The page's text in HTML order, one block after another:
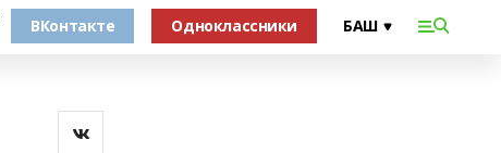
ВКонтакте Одноклассники